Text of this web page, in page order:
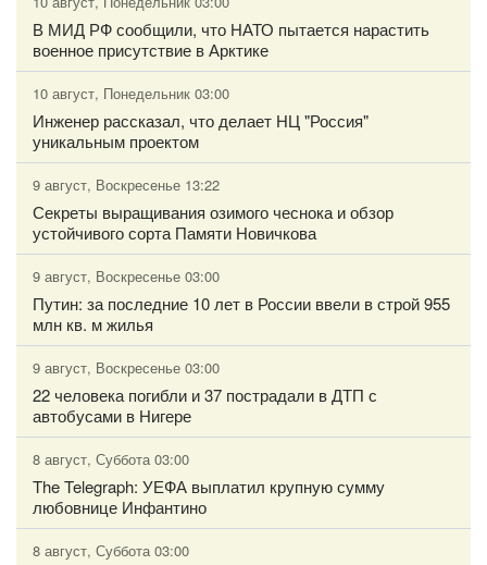
В МИД РФ сообщили, что НАТО пытается нарастить
военное присутствие в Арктике
10 август, Понедельник 03:00
Инженер рассказал, что делает НЦ "Россия"
уникальным проектом
9 август, Воскресенье 13:22
Секреты выращивания озимого чеснока и обзор
устойчивого сорта Памяти Новичкова
9 август, Воскресенье 03:00
Путин: за последние 10 лет в России ввели в строй 955
млн кв. м жилья
9 август, Воскресенье 03:00
22 человека погибли и 37 пострадали в ДТП с
автобусами в Нигере
8 август, Суббота 03:00
The Telegraph: УЕФА выплатил крупную сумму
любовнице Инфантино
8 август, Суббота 03:00